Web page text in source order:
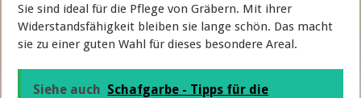
Sie sind ideal für die Pflege von Gräbern. Mit ihrer
Widerstandsfähigkeit bleiben sie lange schön. Das macht
sie zu einer guten Wahl für dieses besondere Areal.
Siehe auch Schafgarbe - Tipps für die